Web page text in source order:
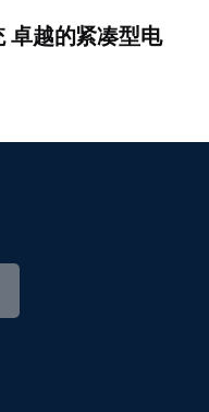
卓越的紧凑型电